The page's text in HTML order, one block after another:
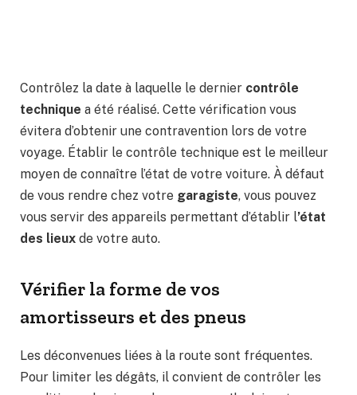
Contrôlez la date à laquelle le dernier contrôle
technique a été réalisé. Cette vérification vous
évitera d’obtenir une contravention lors de votre
voyage. Établir le contrôle technique est le meilleur
moyen de connaître l’état de votre voiture. À défaut
de vous rendre chez votre garagiste, vous pouvez
vous servir des appareils permettant d’établir l’état
des lieux de votre auto.
Vérifier la forme de vos
amortisseurs et des pneus
Les déconvenues liées à la route sont fréquentes.
Pour limiter les dégâts, il convient de contrôler les